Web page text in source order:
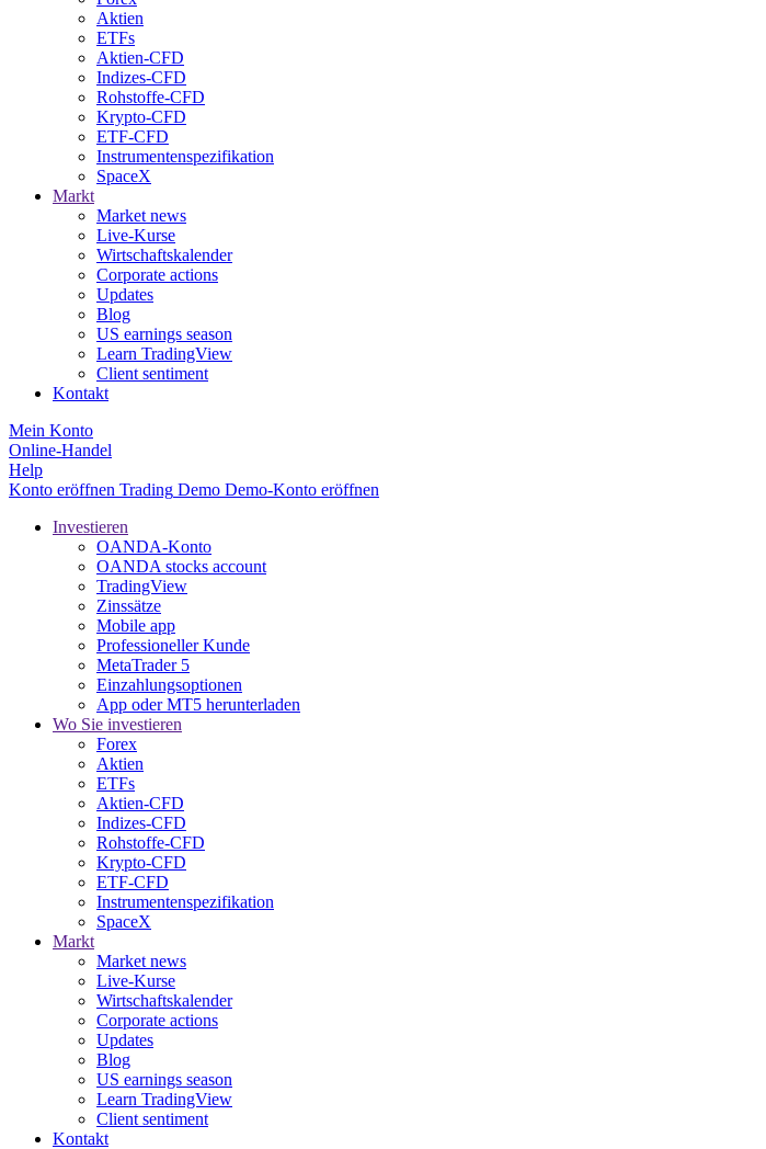
Aktien
ETFs
Aktien-CFD
Indizes-CFD
Rohstoffe-CFD
Krypto-CFD
ETF-CFD
Instrumentenspezifikation
SpaceX
Markt
Market news
Live-Kurse
Wirtschaftskalender
Corporate actions
Updates
Blog
US earnings season
Learn TradingView
Client sentiment
Kontakt
Mein Konto
Online-Handel
Help
Konto eröffnen Trading Demo Demo-Konto eröffnen
Investieren
OANDA-Konto
OANDA stocks account
TradingView
Zinssätze
Mobile app
Professioneller Kunde
MetaTrader 5
Einzahlungsoptionen
App oder MT5 herunterladen
Wo Sie investieren
Forex
Aktien
ETFs
Aktien-CFD
Indizes-CFD
Rohstoffe-CFD
Krypto-CFD
ETF-CFD
Instrumentenspezifikation
SpaceX
Markt
Market news
Live-Kurse
Wirtschaftskalender
Corporate actions
Updates
Blog
US earnings season
Learn TradingView
Client sentiment
Kontakt